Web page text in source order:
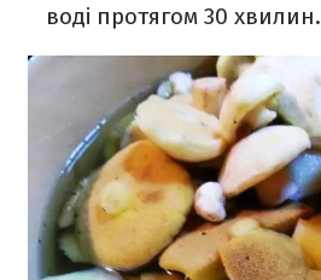
воді протягом 30 хвилин.